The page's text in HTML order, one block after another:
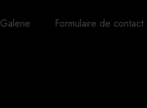
Galerie Formulaire de contact